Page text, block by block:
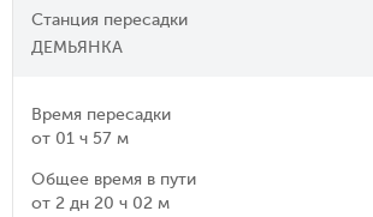
Станция пересадки
ДЕМЬЯНКА
Время пересадки
от 01 ч 57 м
Общее время в пути
от 2 дн 20 ч 02 м